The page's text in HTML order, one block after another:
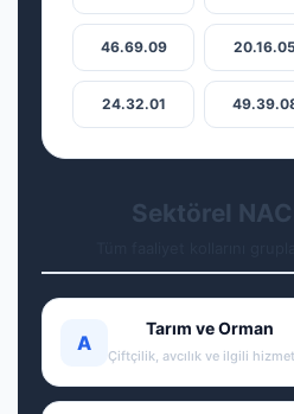
46.69.09 20.16.05
24.32.01
Sektörel
A
Tarım ve Orman
Çiftçilik, avcılık ve ilgili